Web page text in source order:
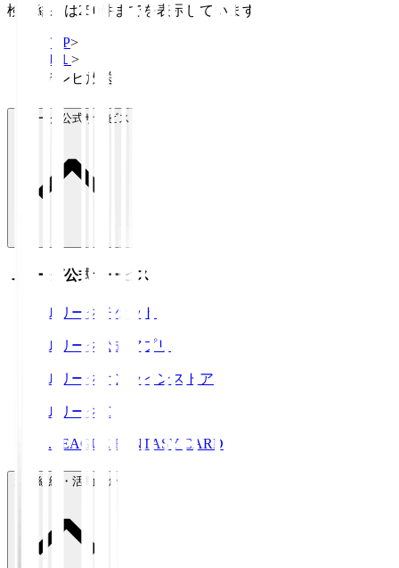
検索結果は250件までを表示しています
TOP>
Ｊ１ >
テレビ放送
Ｊリーグ公式サービス
Ｊリーグ公式サービス
Ｊリーグチケット
Ｊリーグ公式アプリ
Ｊリーグオンラインストア
ＪリーグID
J.LEAGUE FANTASY CARD
運営組織・活動紹介